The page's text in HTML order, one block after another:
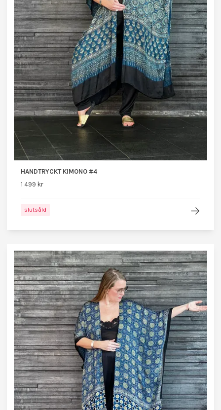
HANDTRYCKT KIMONO #4
1 499 kr
slutsåld